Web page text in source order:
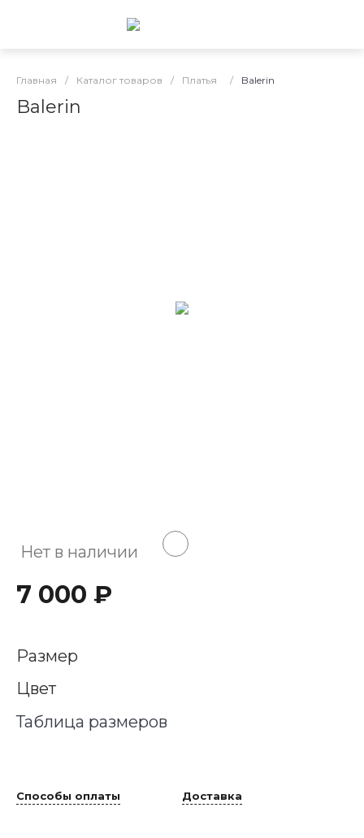
Главная / Каталог товаров / Платья / Balerin
Balerin
Нет в наличии
7 000 ₽
Размер
Цвет
Таблица размеров
Способы оплаты Доставка